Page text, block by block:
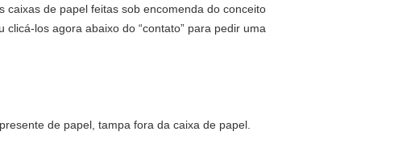
caixas de papel feitas sob encomenda do conceito
los agora abaixo do “contato” para pedir uma
de papel, tampa fora da caixa de papel.